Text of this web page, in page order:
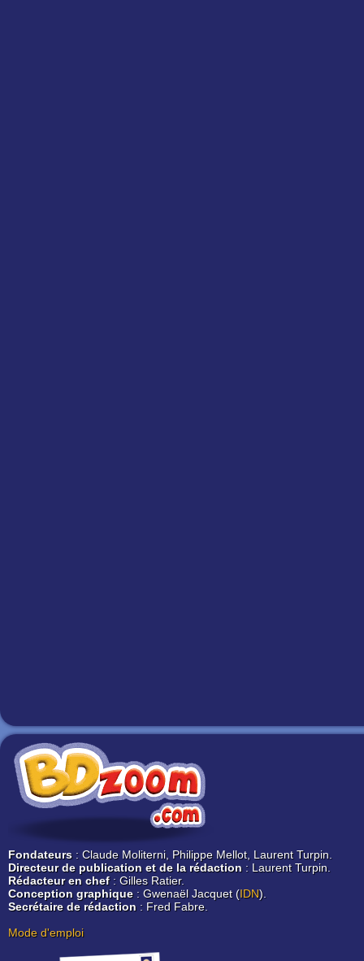
Fondateurs : Claude Moliterni, Philippe Mellot, Laurent Turpin.
Directeur de publication et de la rédaction : Laurent Turpin.
Rédacteur en chef: Gilles Ratier.
Conception graphique: Gwenaël Jacquet (IDN).
Secrétaire de rédaction : Fred Fabre.
Mode d'emploi